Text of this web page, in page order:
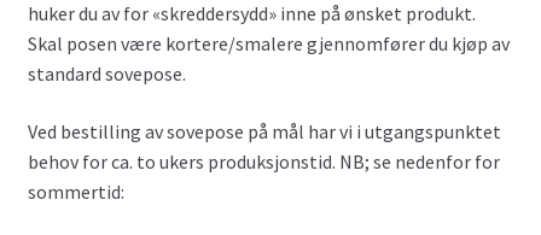
huker du av for «skreddersydd» inne på ønsket produkt.
Skal posen være kortere/smalere gjennomfører du kjøp av
standard sovepose.
Ved bestilling av sovepose på mål har vi i utgangspunktet
behov for ca. to ukers produksjonstid. NB; se nedenfor for
sommertid: